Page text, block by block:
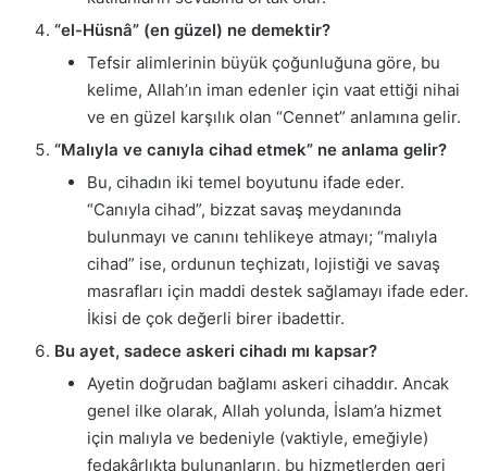
“el-Hüsnâ” (en güzel) ne demektir?
Tefsir alimlerinin büyük çoğunluğuna göre, bu
kelime, Allah’ın iman edenler için vaat ettiği nihai
ve en güzel karşılık olan “Cennet” anlamına gelir.
“Malıyla ve canıyla cihad etmek” ne anlama gelir?
Bu, cihadın iki temel boyutunu ifade eder.
“Canıyla cihad”, bizzat savaş meydanında
bulunmayı ve canını tehlikeye atmayı; “malıyla
cihad” ise, ordunun teçhizatı, lojistiği ve savaş
masrafları için maddi destek sağlamayı ifade eder.
İkisi de çok değerli birer ibadettir.
Bu ayet, sadece askeri cihadı mı kapsar?
Ayetin doğrudan bağlamı askeri cihaddır. Ancak
genel ilke olarak, Allah yolunda, İslam’a hizmet
için malıyla ve bedeniyle (vaktiyle, emeğiyle)
fedakârlıkta bulunanların, bu hizmetlerden geri